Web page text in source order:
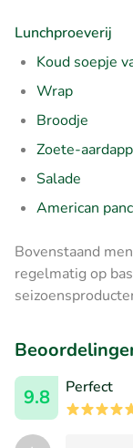
Lunchproeverij
Koud soepje
Wrap
Broodje
Zoete-
Salade
American
Bovenstaand
regelmatig op
9.8
Perfect